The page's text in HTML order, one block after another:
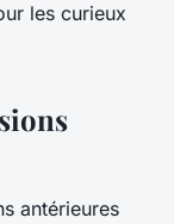
les curieux
antérieures